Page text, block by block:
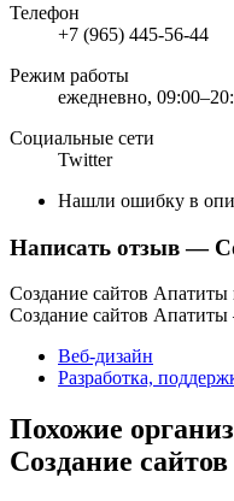
Телефон
+7 (965) 445-56-44
Режим работы
ежедневно,
Социальные сети
Twitter
Нашли ошибку в
Написать отзыв—
Создание сайтов Апатиты
Создание сайтов
Веб-дизайн
Разработка,
Похожие
Создание